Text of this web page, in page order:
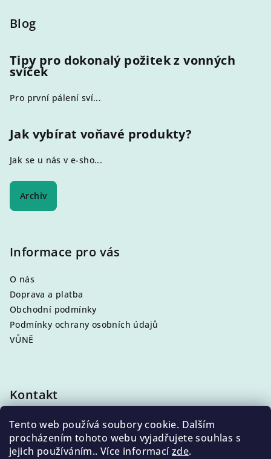
Tento web používá soubory cookie. Dalším
procházením tohoto webu vyjadřujete souhlas s
jejich používáním.. Více informacízde.
Blog
Tipy pro dokonalý požitek z vonných
svíček
Pro první pálení sví...
Jak vybírat voňavé produkty?
Jak se u nás v e-sho...
Archiv
Informace pro vás
O nás
Doprava a platba
Obchodní podmínky
Podmínky ochrany osobních údajů
VŮNĚ
Kontakt
info@eleni.cz
+420 704 868 500